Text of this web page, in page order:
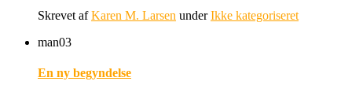
Skrevet afKaren M. Larsen underIkke kategoriseret
man03
En ny begyndelse